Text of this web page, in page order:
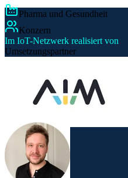
Pharma und Gesundheit
Konzern
Im IoT-Netzwerk realisiert von
Umsetzungspartner